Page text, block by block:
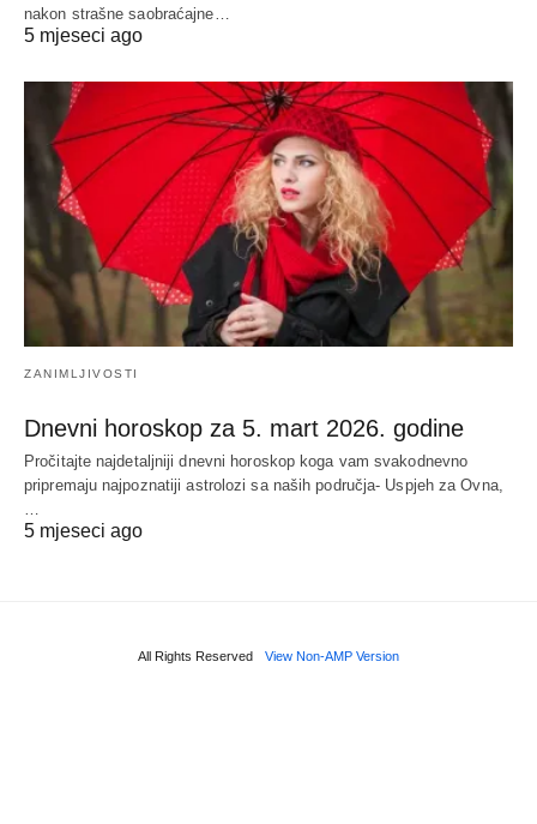
nakon strašne saobraćajne…
5 mjeseci ago
ZANIMLJIVOSTI
Dnevni horoskop za 5. mart 2026. godine
Pročitajte najdetaljniji dnevni horoskop koga vam svakodnevno
pripremaju najpoznatiji astrolozi sa naših područja- Uspjeh za Ovna,
…
5 mjeseci ago
All Rights Reserved View Non-AMP Version